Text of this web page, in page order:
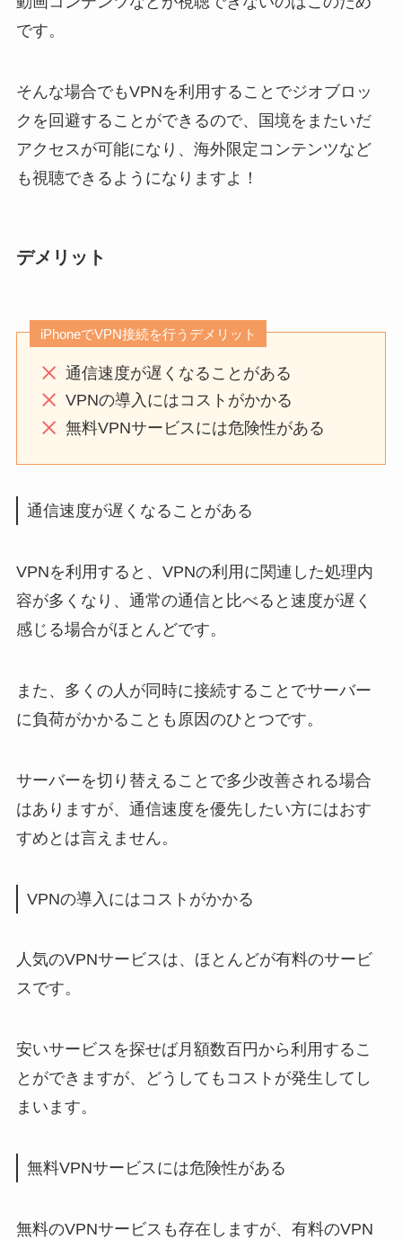
です。
そんな場合でもVPNを利用することでジオブロッ
クを回避することができるので、国境をまたいだ
アクセスが可能になり、海外限定コンテンツなど
も視聴できるようになりますよ！
デメリット
iPhoneでVPN接続を行うデメリット
通信速度が遅くなることがある
VPNの導入にはコストがかかる
無料VPNサービスには危険性がある
通信速度が遅くなることがある
VPNを利用すると、VPNの利用に関連した処理内
容が多くなり、通常の通信と比べると速度が遅く
感じる場合がほとんどです。
また、多くの人が同時に接続することでサーバー
に負荷がかかることも原因のひとつです。
サーバーを切り替えることで多少改善される場合
はありますが、通信速度を優先したい方にはおす
すめとは言えません。
VPNの導入にはコストがかかる
人気のVPNサービスは、ほとんどが有料のサービ
スです。
安いサービスを探せば月額数百円から利用するこ
とができますが、どうしてもコストが発生してし
まいます。
無料VPNサービスには危険性がある
無料のVPNサービスも存在しますが、有料のVPN